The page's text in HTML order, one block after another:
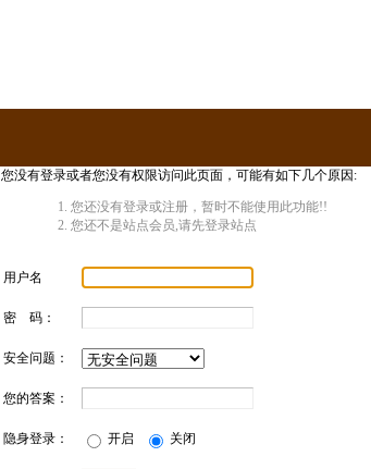
您没有登录或者您没有权限访问此页面，可能有如下几个原因:
您还没有登录或注册，暂时不能使用此功能!!
您还不是站点会员,请先登录站点
用户名
密 码：
安全问题：
您的答案：
隐身登录： 开启 关闭